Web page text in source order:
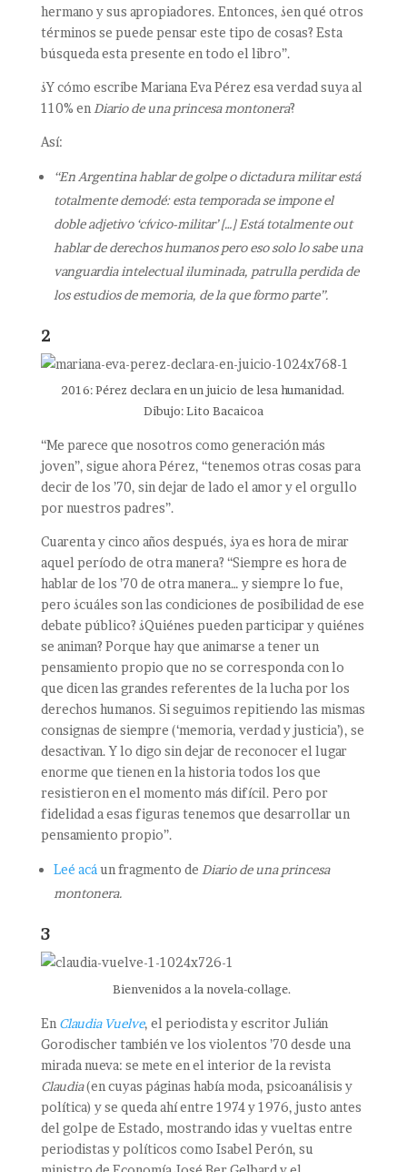
hermano y sus apropiadores. Entonces, ¿en qué otros
términos se puede pensar este tipo de cosas? Esta
búsqueda esta presente en todo el libro”.
¿Y cómo escribe Mariana Eva Pérez esa verdad suya al
110% en Diario de una princesa montonera?
Así:
“En Argentina hablar de golpe o dictadura militar está
totalmente demodé: esta temporada se impone el
doble adjetivo ‘cívico-militar’ […] Está totalmente out
hablar de derechos humanos pero eso solo lo sabe una
vanguardia intelectual iluminada, patrulla perdida de
los estudios de memoria, de la que formo parte”.
2
2016: Pérez declara en un juicio de lesa humanidad.
Dibujo: Lito Bacaicoa
“Me parece que nosotros como generación más
joven”, sigue ahora Pérez, “tenemos otras cosas para
decir de los ’70, sin dejar de lado el amor y el orgullo
por nuestros padres”.
Cuarenta y cinco años después, ¿ya es hora de mirar
aquel período de otra manera? “Siempre es hora de
hablar de los ’70 de otra manera… y siempre lo fue,
pero ¿cuáles son las condiciones de posibilidad de ese
debate público? ¿Quiénes pueden participar y quiénes
se animan? Porque hay que animarse a tener un
pensamiento propio que no se corresponda con lo
que dicen las grandes referentes de la lucha por los
derechos humanos. Si seguimos repitiendo las mismas
consignas de siempre (‘memoria, verdad y justicia’), se
desactivan. Y lo digo sin dejar de reconocer el lugar
enorme que tienen en la historia todos los que
resistieron en el momento más difícil. Pero por
fidelidad a esas figuras tenemos que desarrollar un
pensamiento propio”.
Leé acá un fragmento de Diario de una princesa
montonera.
3
Bienvenidos a la novela-collage.
En Claudia Vuelve, el periodista y escritor Julián
Gorodischer también ve los violentos ’70 desde una
mirada nueva: se mete en el interior de la revista
Claudia(en cuyas páginas había moda, psicoanálisis y
política) y se queda ahí entre 1974 y 1976, justo antes
del golpe de Estado, mostrando idas y vueltas entre
periodistas y políticos como Isabel Perón, su